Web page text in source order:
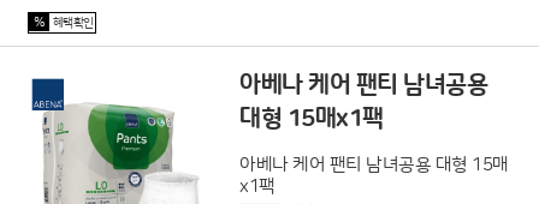
% 혜택확인
아베나 케어 팬티 남녀공용
대형 15매x1팩
아베나 케어 팬티 남녀공용 대형 15매
x1팩